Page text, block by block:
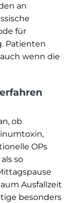
an
für
Patienten
wenn die
ob
OPs
so
Ausfallzeit
besonders